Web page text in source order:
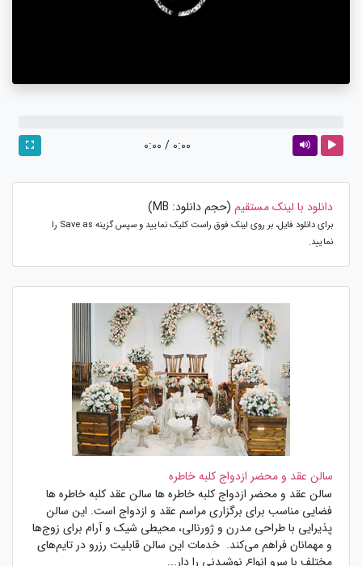
0:00
/
0:00
دانلود با لینک مستقیم (حجم دانلود: MB)
برای دانلود فایل، بر روی لینک فوق راست کلیک نمایید و سپس گزینه Save as را
نمایید.
سالن عقد و محضر ازدواج کلبه خاطره
سالن عقد و محضر ازدواج کلبه خاطره ها سالن عقد کلبه خاطره ها
فضایی مناسب برای برگزاری مراسم عقد و ازدواج است. این سالن
پذیرایی با طراحی مدرن و ژورنالی، محیطی شیک و آرام برای زوج‌ها
و مهمانان فراهم می‌کند. خدمات این سالن قابلیت رزرو در تایم‌های
مختلف با سرو انواع نوشیدنی را دار...